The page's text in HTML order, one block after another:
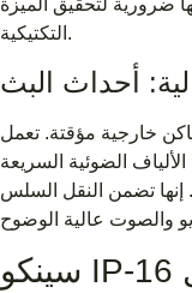
ضرورية لتحقيق الميزة
التكتيكية.
أحداث البث
خارجية مؤقتة. تعمل
الضوئية السريعة
إنها تضمن النقل السلس